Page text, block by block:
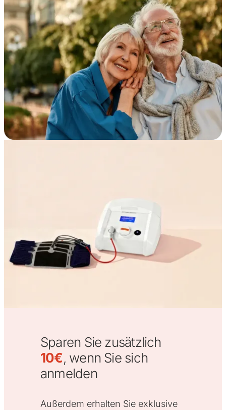
Sparen Sie zusätzlich
10€, wenn Sie sich
anmelden
Außerdem erhalten Sie exklusive